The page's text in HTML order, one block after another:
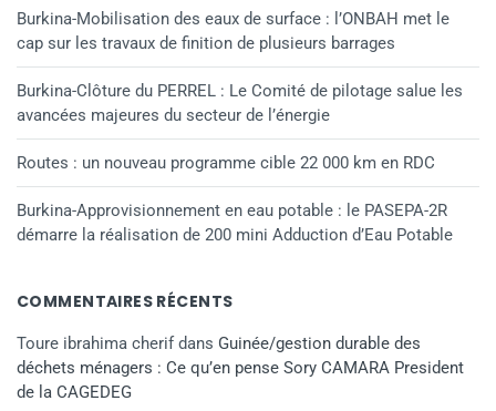
Burkina-Mobilisation des eaux de surface : l’ONBAH met le
cap sur les travaux de finition de plusieurs barrages
Burkina-Clôture du PERREL : Le Comité de pilotage salue les
avancées majeures du secteur de l’énergie
Routes : un nouveau programme cible 22 000 km en RDC
Burkina-Approvisionnement en eau potable : le PASEPA-2R
démarre la réalisation de 200 mini Adduction d’Eau Potable
COMMENTAIRES RÉCENTS
Toure ibrahima cherifdans Guinée/gestion durable des
déchets ménagers : Ce qu’en pense Sory CAMARA President
de la CAGEDEG